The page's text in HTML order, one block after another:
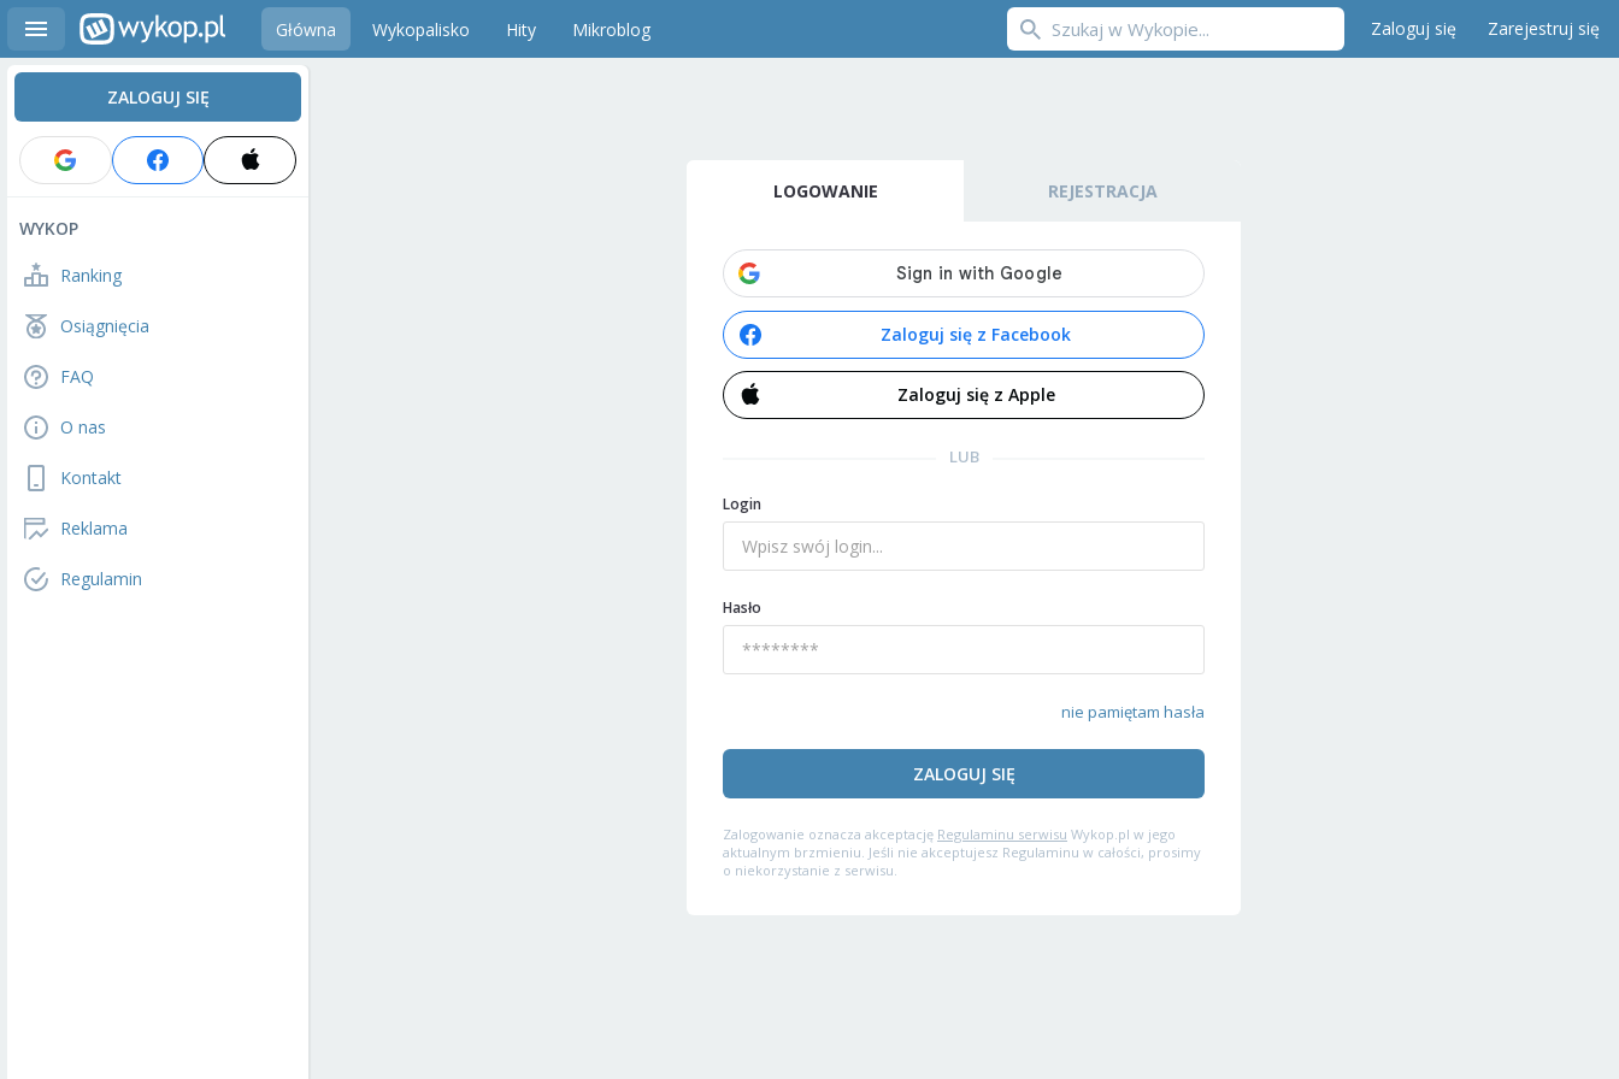
Główna Wykopalisko Hity Mikroblog Zaloguj się Zarejestruj się
ZALOGUJ SIĘ
WYKOP
Ranking
Osiągnięcia
FAQ
O nas
Kontakt
Reklama
Regulamin
LOGOWANIE REJESTRACJA
Zaloguj się z Facebook
Zaloguj się z Apple
LUB
Login
Hasło
nie pamiętam hasła
ZALOGUJ SIĘ
Zalogowanie oznacza akceptację Regulaminu serwisu Wykop.pl w jego
aktualnym brzmieniu. Jeśli nie akceptujesz Regulaminu w całości, prosimy
o niekorzystanie z serwisu.